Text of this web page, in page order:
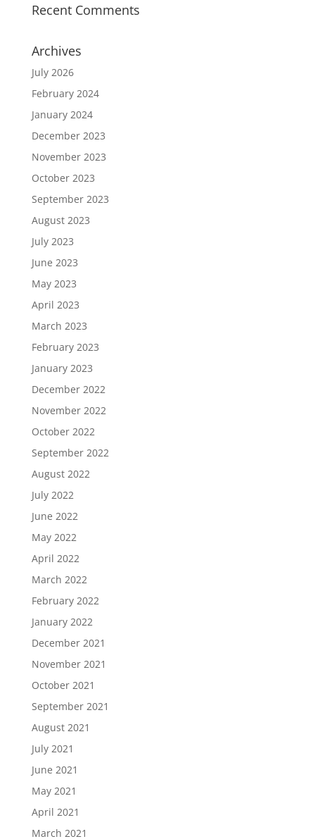
Recent Comments
Archives
July 2026
February 2024
January 2024
December 2023
November 2023
October 2023
September 2023
August 2023
July 2023
June 2023
May 2023
April 2023
March 2023
February 2023
January 2023
December 2022
November 2022
October 2022
September 2022
August 2022
July 2022
June 2022
May 2022
April 2022
March 2022
February 2022
January 2022
December 2021
November 2021
October 2021
September 2021
August 2021
July 2021
June 2021
May 2021
April 2021
March 2021